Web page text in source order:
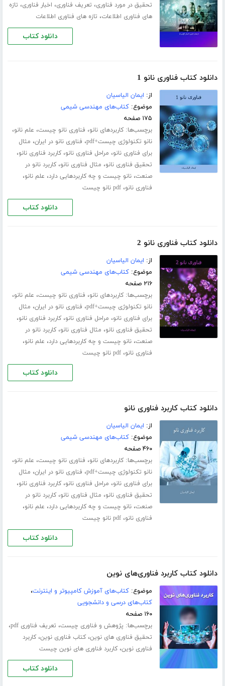
تحقیق در مورد فناوری، تعریف فناوری، اخبار فناوری، تازه
های فناوری اطلاعات، تازه های فناوری اطلاعات
دانلود کتاب
دانلود کتاب فناوری نانو 1
از: ایمان الیاسیان
موضوع:کتاب‌های مهندسی شیمی
۱۷۵ صفحه
برچسب‌ها:کاربردهای نانو، فناوری نانو چیست، علم نانو،
نانو تکنولوژی چیست+pdf ، فناوری نانو در ایران، مثال
برای فناوری نانو، مراحل فناوری نانو،کاربرد فناوری نانو،
تحقیق فناوری نانو، مثال فناوری نانو،کاربرد نانو در
صنعت،نانو چیست و چه کاربردهایی دارد، علم نانو،
فناوری نانو،pdf نانو چیست
دانلود کتاب
دانلود کتاب فناوری نانو 2
از: ایمان الیاسیان
موضوع:کتاب‌های مهندسی شیمی
۲۱۶ صفحه
برچسب‌ها:کاربردهای نانو، فناوری نانو چیست، علم نانو،
نانو تکنولوژی چیست+pdf ، فناوری نانو در ایران، مثال
برای فناوری نانو، مراحل فناوری نانو،کاربرد فناوری نانو،
تحقیق فناوری نانو، مثال فناوری نانو،کاربرد نانو در
صنعت،نانو چیست و چه کاربردهایی دارد، علم نانو،
فناوری نانو،pdf نانو چیست
دانلود کتاب
دانلود کتاب کاربرد فناوری نانو
از: ایمان الیاسیان
موضوع:کتاب‌های مهندسی شیمی
۴۶۰ صفحه
برچسب‌ها:کاربردهای نانو، فناوری نانو چیست، علم نانو،
نانو تکنولوژی چیست+pdf ، فناوری نانو در ایران، مثال
برای فناوری نانو، مراحل فناوری نانو،کاربرد فناوری نانو،
تحقیق فناوری نانو، مثال فناوری نانو،کاربرد نانو در
صنعت،نانو چیست و چه کاربردهایی دارد، علم نانو،
فناوری نانو،pdf نانو چیست
دانلود کتاب
دانلود کتاب کاربرد فناوری‌های نوین
موضوع:کتاب‌های آموزش کامپیوتر و اینترنت،
کتاب‌های درسی و دانشجویی
۱۶۰ صفحه
برچسب‌ها: پژوهش و فناوری چیست، تعریف فناوری pdf ،
تحقیق فناوری های نوین،کتاب فناوری نوین،کاربرد
فناوری نوین،کاربرد فناوری های نوین چیست
دانلود کتاب